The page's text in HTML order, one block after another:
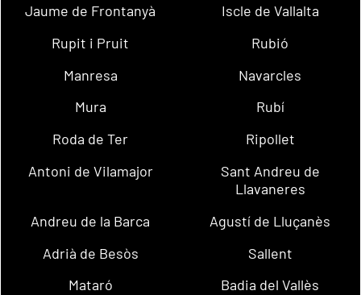
Jaume de Frontanyà
Iscle de Vallalta
Rupit i Pruit
Rubió
Manresa
Navarcles
Mura
Rubí
Roda de Ter
Ripollet
Antoni de Vilamajor
Sant Andreu de
Llavaneres
Andreu de la Barca
Agustí de Lluçanès
Adrià de Besòs
Sallent
Mataró
Badia del Vallès